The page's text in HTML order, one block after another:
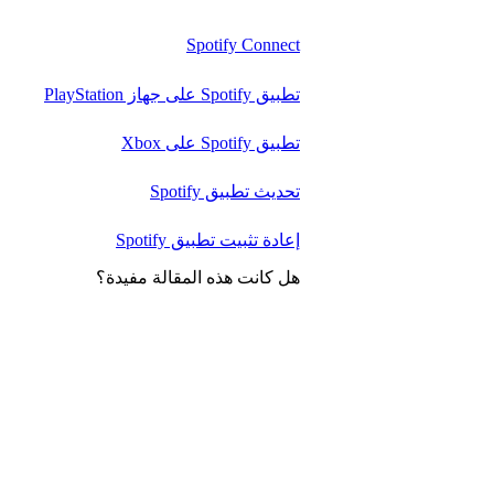
Spotify Connect
تطبيق Spotify على جهاز PlayStation
تطبيق Spotify على Xbox
تحديث تطبيق Spotify
إعادة تثبيت تطبيق Spotify
هل كانت هذه المقالة مفيدة؟